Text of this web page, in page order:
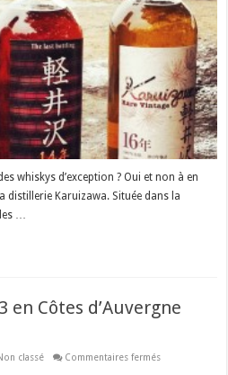
whiskys d’exception ? Oui et non à en
distillerie Karuizawa. Située dans la
…
en Côtes d’Auvergne
classé Commentaires ferméssur